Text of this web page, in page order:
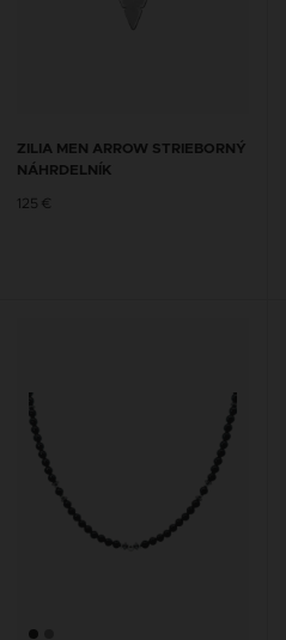
ZILIA MEN ARROW STRIEBORNÝ
NÁHRDELNÍK
125 €